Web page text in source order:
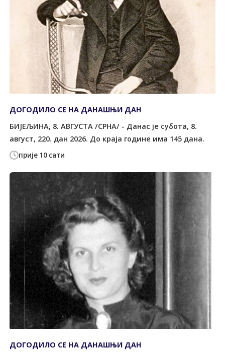
прије 10 сати
ДОГОДИЛО СЕ НА ДАНАШЊИ ДАН
БИЈЕЉИНА, 8. АВГУСТА /СРНА/ - Данас је субота, 8.
август, 220. дан 2026. До краја године има 145 дана.
ДОГОДИЛО СЕ НА ДАНАШЊИ ДАН